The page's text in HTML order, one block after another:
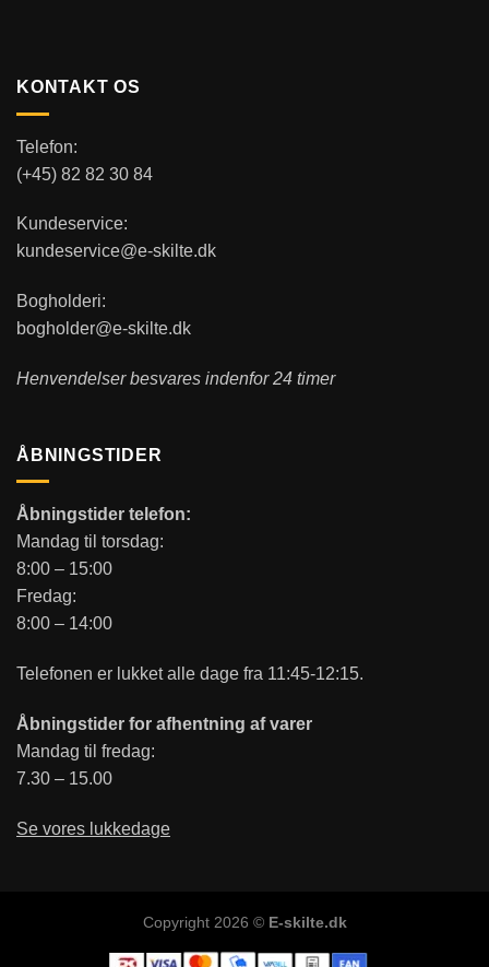
KONTAKT OS
Telefon:
(+45) 82 82 30 84
Kundeservice:
kundeservice@e-skilte.dk
Bogholderi:
bogholder@e-skilte.dk
Henvendelser besvares indenfor 24 timer
ÅBNINGSTIDER
Åbningstider telefon:
Mandag til torsdag:
8:00 – 15:00
Fredag:
8:00 – 14:00
Telefonen er lukket alle dage fra 11:45-12:15.
Åbningstider for afhentning af varer
Mandag til fredag:
7.30 – 15.00
Se vores lukkedage
Copyright 2026 © E-skilte.dk